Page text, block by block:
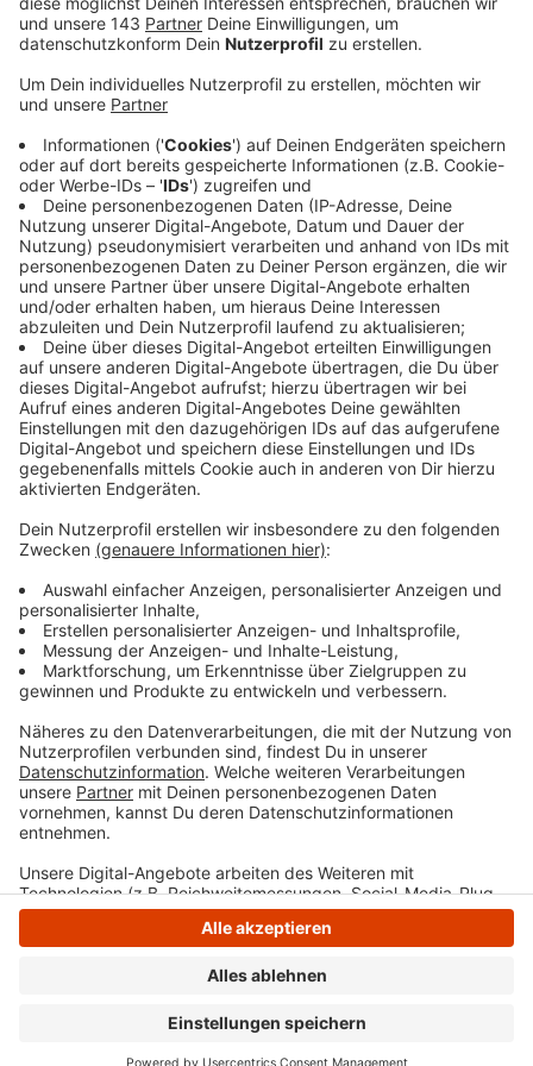
das Smartphone über körperliche
Herausforderungen bis hin zu entspannenden
Freizeitaktivitäten – hier gibt es für jeden etwas.
Lasst Euch von uns inspirieren und entdeckt neue
Möglichkeiten, Eure Freizeit sinnvoll und aktiv zu
gestalten!
Veröffentlicht:Mittwoch, 21.12.2022 16:33
Anzeige
Essen und Trinken
Freizeit und Fitness Gesundheit
Umwelt und Wohnen
Anzeige
Anzeige